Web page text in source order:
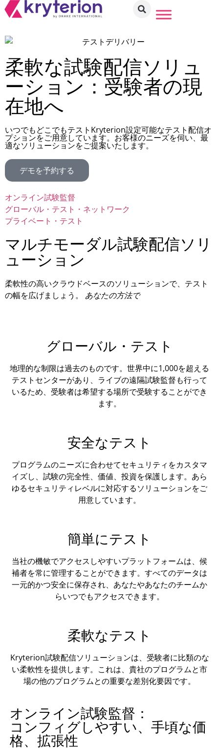
柔軟な試験配信ソリュ
ーション：受験者の現
在地へ
いつでもどこでもテストKryterion設定可能なテスト配信オ
プションをご用意しています。お客様のニーズを伺い、最
適なソリューションをご提案いたします。
デモを予約する
オンライン試験監督
グローバル・テスト・ネットワーク
プライベート・テスト
マルチモーダル試験配信ソリ
ューション
柔軟性の高いクラウドベースのソリューションで、テスト
の幅を広げましょう。 あなたの方法で
グローバル・テスト
地理的な制限は過去のものです。世界中に1,000を超える
テストセンターがあり、ライブの遠隔試験監督も行って
いるため、受験者は希望する場所で受験することができ
ます。
安全なテスト
プログラムのニーズに合わせてセキュリティをカスタマ
イズし、試験の完全性、価値、投資を保護します。あら
ゆるセキュリティレベルに対応するソリューションをご
用意しています。
簡単にテスト
当社の機敏でアクセスしやすいプラットフォームは、候
補者を常に管理することができます。すべてのデータは
一元的かつ安全に保存され、あなたやあなたのチームか
らいつでもアクセスできます。
柔軟なテスト
Kryterion試験配信ソリューションは、受験者に比類のな
い柔軟性を提供します。これは、貴社のプログラムと市
場の他のプログラムとの重要な差別化要因です。
オンライン試験監督：
コンフィグしやすい、手頃な価
格、拡張性